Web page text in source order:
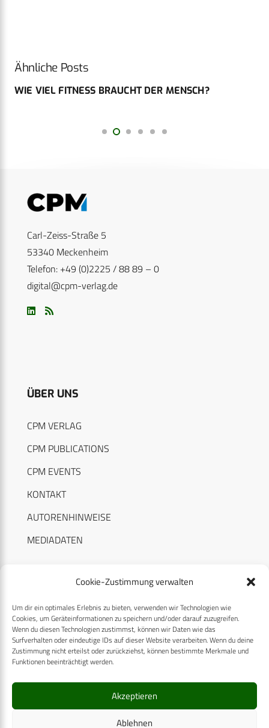
Cookie-Zustimmung verwalten
Um dir ein optimales Erlebnis zu bieten, verwenden wir Technologien wie
Cookies, um Geräteinformationen zu speichern und/oder darauf zuzugreifen.
Wenn du diesen Technologien zustimmst, können wir Daten wie das
Surfverhalten oder eindeutige IDs auf dieser Website verarbeiten. Wenn du deine
Zustimmung nicht erteilst oder zurückziehst, können bestimmte Merkmale und
Funktionen beeinträchtigt werden.
Akzeptieren
Ablehnen
Ähnliche Posts
WIE VIEL FITNESS BRAUCHT DER MENSCH?
Carl-Zeiss-Straße 5
53340 Meckenheim
Telefon: +49 (0)2225 / 88 89 – 0
digital@cpm-verlag.de
ÜBER UNS
CPM VERLAG
CPM PUBLICATIONS
CPM EVENTS
KONTAKT
AUTORENHINWEISE
MEDIADATEN
RECHTLICHES
Datenschutzerklärung
Cookie-Richtlinie (EU)